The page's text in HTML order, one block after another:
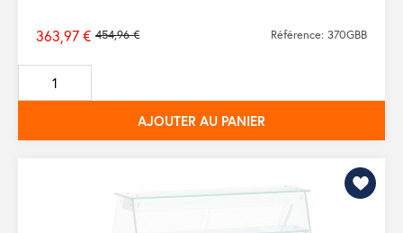
Prix
de
base
454,96 €
363,97 € Référence: 370GBB
AJOUTER AU PANIER